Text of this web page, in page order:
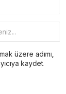
üzere adımı,
kaydet.